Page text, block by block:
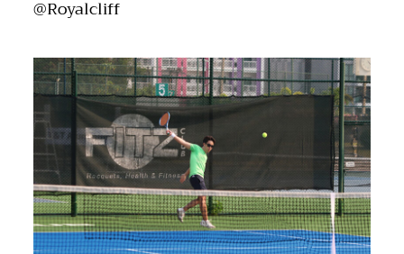
@Royalcliff